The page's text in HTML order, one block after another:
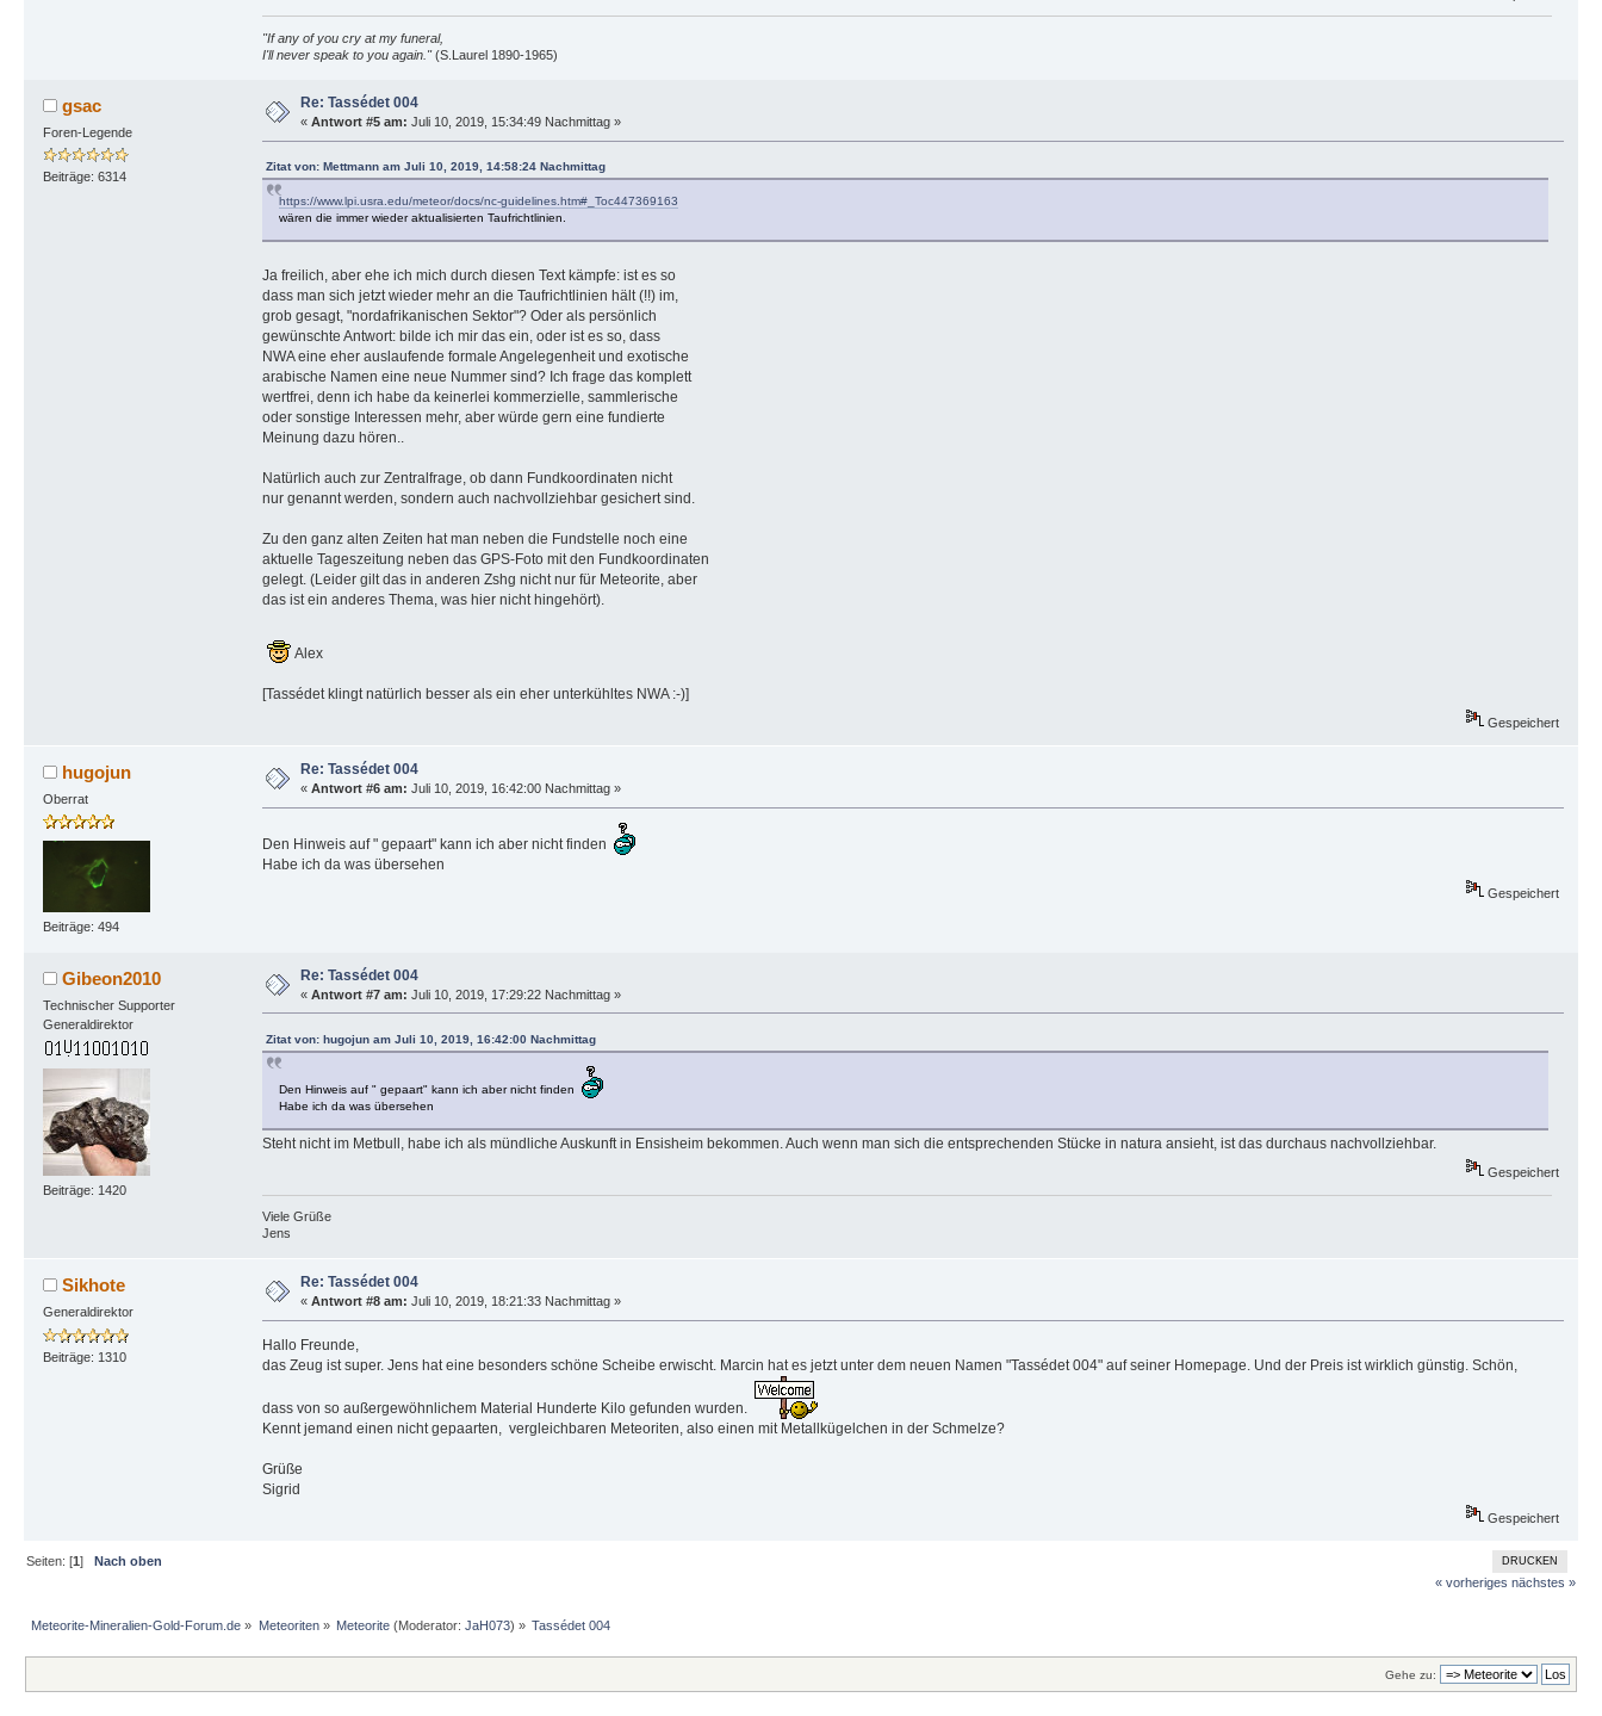
"If any of you cry at my funeral,
I'll never speak to you again."(S.Laurel 1890-1965)
gsac
Foren-Legende
Beiträge: 6314
Re: Tassédet 004
« Antwort #5 am: Juli 10, 2019, 15:34:49 Nachmittag »
Zitat von: Mettmann am Juli 10, 2019, 14:58:24 Nachmittag
https://www.lpi.usra.edu/meteor/docs/nc-guidelines.htm#_Toc447369163
wären die immer wieder aktualisierten Taufrichtlinien.
Ja freilich, aber ehe ich mich durch diesen Text kämpfe: ist es so
dass man sich jetzt wieder mehr an die Taufrichtlinien hält (!!) im,
grob gesagt, "nordafrikanischen Sektor"? Oder als persönlich
gewünschte Antwort: bilde ich mir das ein, oder ist es so, dass
NWA eine eher auslaufende formale Angelegenheit und exotische
arabische Namen eine neue Nummer sind? Ich frage das komplett
wertfrei, denn ich habe da keinerlei kommerzielle, sammlerische
oder sonstige Interessen mehr, aber würde gern eine fundierte
Meinung dazu hören..
Natürlich auch zur Zentralfrage, ob dann Fundkoordinaten nicht
nur genannt werden, sondern auch nachvollziehbar gesichert sind.
Zu den ganz alten Zeiten hat man neben die Fundstelle noch eine
aktuelle Tageszeitung neben das GPS-Foto mit den Fundkoordinaten
gelegt. (Leider gilt das in anderen Zshg nicht nur für Meteorite, aber
das ist ein anderes Thema, was hier nicht hingehört).
Alex
[Tassédet klingt natürlich besser als ein eher unterkühltes NWA :-)]
Gespeichert
hugojun
Oberrat
Beiträge: 494
Re: Tassédet 004
« Antwort #6 am: Juli 10, 2019, 16:42:00 Nachmittag »
Den Hinweis auf " gepaart" kann ich aber nicht finden
Habe ich da was übersehen
Gespeichert
Gibeon2010
Technischer Supporter
Generaldirektor
Beiträge: 1420
Re: Tassédet 004
« Antwort #7 am: Juli 10, 2019, 17:29:22 Nachmittag »
Zitat von: hugojun am Juli 10, 2019, 16:42:00 Nachmittag
Den Hinweis auf " gepaart" kann ich aber nicht finden
Habe ich da was übersehen
Steht nicht im Metbull, habe ich als mündliche Auskunft in Ensisheim bekommen. Auch wenn man sich die entsprechenden Stücke in natura ansieht, ist das durchaus nachvollziehbar.
Gespeichert
Viele Grüße
Jens
Sikhote
Generaldirektor
Beiträge: 1310
Re: Tassédet 004
« Antwort #8 am: Juli 10, 2019, 18:21:33 Nachmittag »
Hallo Freunde,
das Zeug ist super. Jens hat eine besonders schöne Scheibe erwischt. Marcin hat es jetzt unter dem neuen Namen "Tassédet 004" auf seiner Homepage. Und der Preis ist wirklich günstig. Schön,
dass von so außergewöhnlichem Material Hunderte Kilo gefunden wurden.
Kennt jemand einen nicht gepaarten, vergleichbaren Meteoriten, also einen mit Metallkügelchen in der Schmelze?
Grüße
Sigrid
Gespeichert
DRUCKEN
Seiten: [1]
Nach oben
« vorheriges nächstes »
Meteorite-Mineralien-Gold-Forum.de » Meteoriten» Meteorite(Moderator: JaH073) » Tassédet 004
Gehe zu: